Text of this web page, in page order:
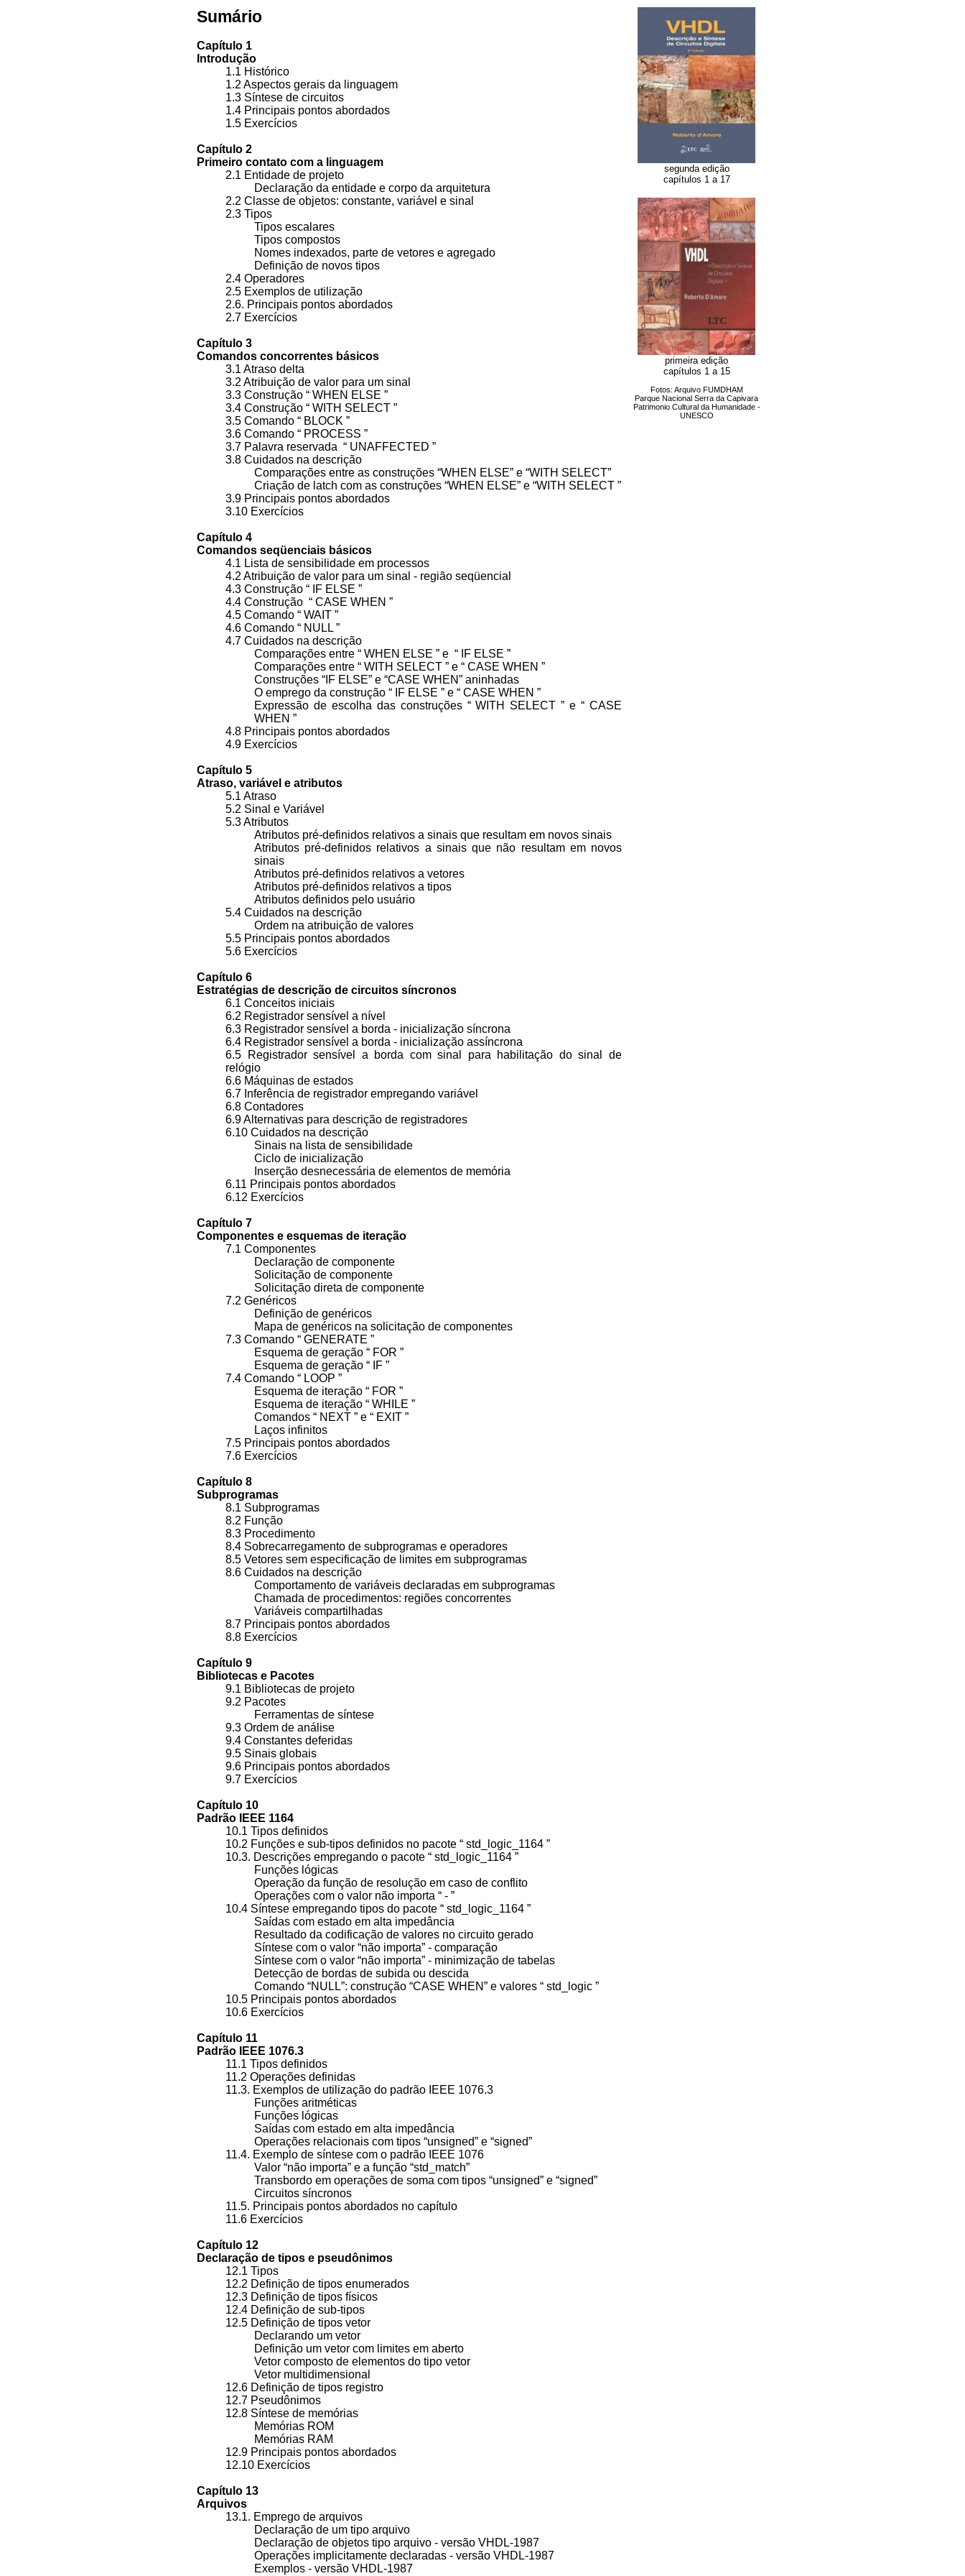
Sumário
Capítulo 1
Introdução
1.1 Histórico
1.2 Aspectos gerais da linguagem
1.3 Síntese de circuitos
1.4 Principais pontos abordados
1.5 Exercícios
Capítulo 2
Primeiro contato com a linguagem
2.1 Entidade de projeto
Declaração da entidade e corpo da arquitetura
2.2 Classe de objetos: constante, variável e sinal
2.3 Tipos
Tipos escalares
Tipos compostos
Nomes indexados, parte de vetores e agregado
Definição de novos tipos
2.4 Operadores
2.5 Exemplos de utilização
2.6. Principais pontos abordados
2.7 Exercícios
Capítulo 3
Comandos concorrentes básicos
3.1 Atraso delta
3.2 Atribuição de valor para um sinal
3.3 Construção “ WHEN ELSE ”
3.4 Construção “ WITH SELECT ”
3.5 Comando “ BLOCK ”
3.6 Comando “ PROCESS ”
3.7 Palavra reservada “ UNAFFECTED ”
3.8 Cuidados na descrição
Comparações entre as construções “WHEN ELSE” e “WITH SELECT”
Criação de latch com as construções “WHEN ELSE” e “WITH SELECT ”
3.9 Principais pontos abordados
3.10 Exercícios
Capítulo 4
Comandos seqüenciais básicos
4.1 Lista de sensibilidade em processos
4.2 Atribuição de valor para um sinal - região seqüencial
4.3 Construção “ IF ELSE ”
4.4 Construção “ CASE WHEN ”
4.5 Comando “ WAIT ”
4.6 Comando “ NULL ”
4.7 Cuidados na descrição
Comparações entre “ WHEN ELSE ” e “ IF ELSE ”
Comparações entre “ WITH SELECT ” e “ CASE WHEN ”
Construções “IF ELSE” e “CASE WHEN” aninhadas
O emprego da construção “ IF ELSE ” e “ CASE WHEN ”
Expressão de escolha das construções “ WITH SELECT ” e “ CASE
WHEN ”
4.8 Principais pontos abordados
4.9 Exercícios
Capítulo 5
Atraso, variável e atributos
5.1 Atraso
5.2 Sinal e Variável
5.3 Atributos
Atributos pré-definidos relativos a sinais que resultam em novos sinais
Atributos pré-definidos relativos a sinais que não resultam em novos
sinais
Atributos pré-definidos relativos a vetores
Atributos pré-definidos relativos a tipos
Atributos definidos pelo usuário
5.4 Cuidados na descrição
Ordem na atribuição de valores
5.5 Principais pontos abordados
5.6 Exercícios
Capítulo 6
Estratégias de descrição de circuitos síncronos
6.1 Conceitos iniciais
6.2 Registrador sensível a nível
6.3 Registrador sensível a borda - inicialização síncrona
6.4 Registrador sensível a borda - inicialização assíncrona
6.5 Registrador sensível a borda com sinal para habilitação do sinal de
relógio
6.6 Máquinas de estados
6.7 Inferência de registrador empregando variável
6.8 Contadores
6.9 Alternativas para descrição de registradores
6.10 Cuidados na descrição
Sinais na lista de sensibilidade
Ciclo de inicialização
Inserção desnecessária de elementos de memória
6.11 Principais pontos abordados
6.12 Exercícios
Capítulo 7
Componentes e esquemas de iteração
7.1 Componentes
Declaração de componente
Solicitação de componente
Solicitação direta de componente
7.2 Genéricos
Definição de genéricos
Mapa de genéricos na solicitação de componentes
7.3 Comando “ GENERATE ”
Esquema de geração “ FOR ”
Esquema de geração “ IF ”
7.4 Comando “ LOOP ”
Esquema de iteração “ FOR ”
Esquema de iteração “ WHILE ”
Comandos “ NEXT ” e “ EXIT ”
Laços infinitos
7.5 Principais pontos abordados
7.6 Exercícios
Capítulo 8
Subprogramas
8.1 Subprogramas
8.2 Função
8.3 Procedimento
8.4 Sobrecarregamento de subprogramas e operadores
8.5 Vetores sem especificação de limites em subprogramas
8.6 Cuidados na descrição
Comportamento de variáveis declaradas em subprogramas
Chamada de procedimentos: regiões concorrentes
Variáveis compartilhadas
8.7 Principais pontos abordados
8.8 Exercícios
Capítulo 9
Bibliotecas e Pacotes
9.1 Bibliotecas de projeto
9.2 Pacotes
Ferramentas de síntese
9.3 Ordem de análise
9.4 Constantes deferidas
9.5 Sinais globais
9.6 Principais pontos abordados
9.7 Exercícios
Capítulo 10
Padrão IEEE 1164
10.1 Tipos definidos
10.2 Funções e sub-tipos definidos no pacote “ std_logic_1164 ”
10.3. Descrições empregando o pacote “ std_logic_1164 ”
Funções lógicas
Operação da função de resolução em caso de conflito
Operações com o valor não importa “ - ”
10.4 Síntese empregando tipos do pacote “ std_logic_1164 ”
Saídas com estado em alta impedância
Resultado da codificação de valores no circuito gerado
Síntese com o valor “não importa” - comparação
Síntese com o valor “não importa” - minimização de tabelas
Detecção de bordas de subida ou descida
Comando “NULL”: construção “CASE WHEN” e valores “ std_logic ”
10.5 Principais pontos abordados
10.6 Exercícios
Capítulo 11
Padrão IEEE 1076.3
11.1 Tipos definidos
11.2 Operações definidas
11.3. Exemplos de utilização do padrão IEEE 1076.3
Funções aritméticas
Funções lógicas
Saídas com estado em alta impedância
Operações relacionais com tipos “unsigned” e “signed”
11.4. Exemplo de síntese com o padrão IEEE 1076
Valor “não importa” e a função “std_match”
Transbordo em operações de soma com tipos “unsigned” e “signed”
Circuitos síncronos
11.5. Principais pontos abordados no capítulo
11.6 Exercícios
Capítulo 12
Declaração de tipos e pseudônimos
12.1 Tipos
12.2 Definição de tipos enumerados
12.3 Definição de tipos físicos
12.4 Definição de sub-tipos
12.5 Definição de tipos vetor
Declarando um vetor
Definição um vetor com limites em aberto
Vetor composto de elementos do tipo vetor
Vetor multidimensional
12.6 Definição de tipos registro
12.7 Pseudônimos
12.8 Síntese de memórias
Memórias ROM
Memórias RAM
12.9 Principais pontos abordados
12.10 Exercícios
Capítulo 13
Arquivos
13.1. Emprego de arquivos
Declaração de um tipo arquivo
Declaração de objetos tipo arquivo - versão VHDL-1987
Operações implicitamente declaradas - versão VHDL-1987
Exemplos - versão VHDL-1987
segunda edição
capítulos 1 a 17
primeira edição
capítulos 1 a 15
Fotos: Arquivo FUMDHAM
Parque Nacional Serra da Capivara
Patrimonio Cultural da Humanidade -
UNESCO